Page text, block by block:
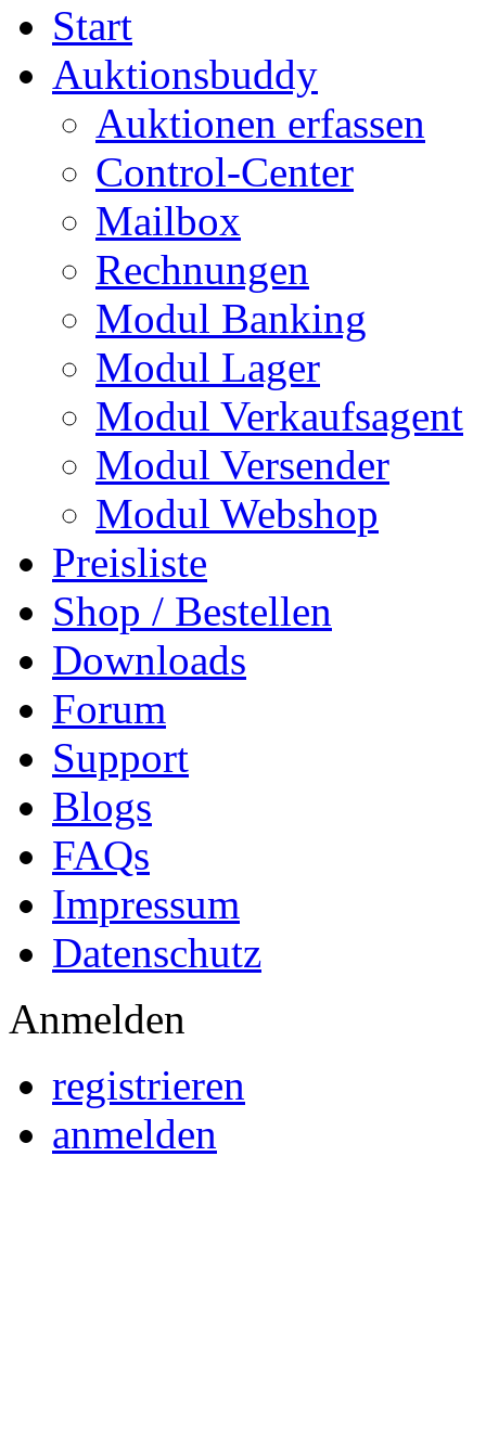
Start
Auktionsbuddy
Auktionen erfassen
Control-Center
Mailbox
Rechnungen
Modul Banking
Modul Lager
Modul Verkaufsagent
Modul Versender
Modul Webshop
Preisliste
Shop / Bestellen
Downloads
Forum
Support
Blogs
FAQs
Impressum
Datenschutz
Anmelden
registrieren
anmelden